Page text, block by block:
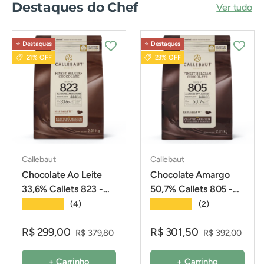
Destaques do Chef Ver tudo
⭐️ Destaques
21% OFF
Callebaut
Chocolate Ao Leite
33,6% Callets 823 -
2,01Kg - Callebaut
(4)
R$ 299,00 R$ 379,80
+ Carrinho
⭐️ Destaques
23% OFF
Callebaut
Chocolate Amargo
50,7% Callets 805 -
2,01Kg - Callebaut
(2)
R$ 301,50 R$ 392,00
+ Carrinho